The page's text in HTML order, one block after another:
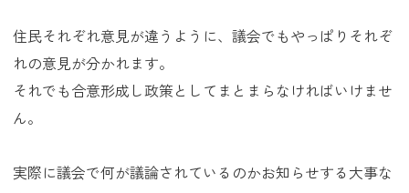
住民それぞれ意見が違うように、議会でもやっぱりそれぞ
れの意見が分かれます。
それでも合意形成し政策としてまとまらなければいけませ
ん。
実際に議会で何が議論されているのかお知らせする大事な